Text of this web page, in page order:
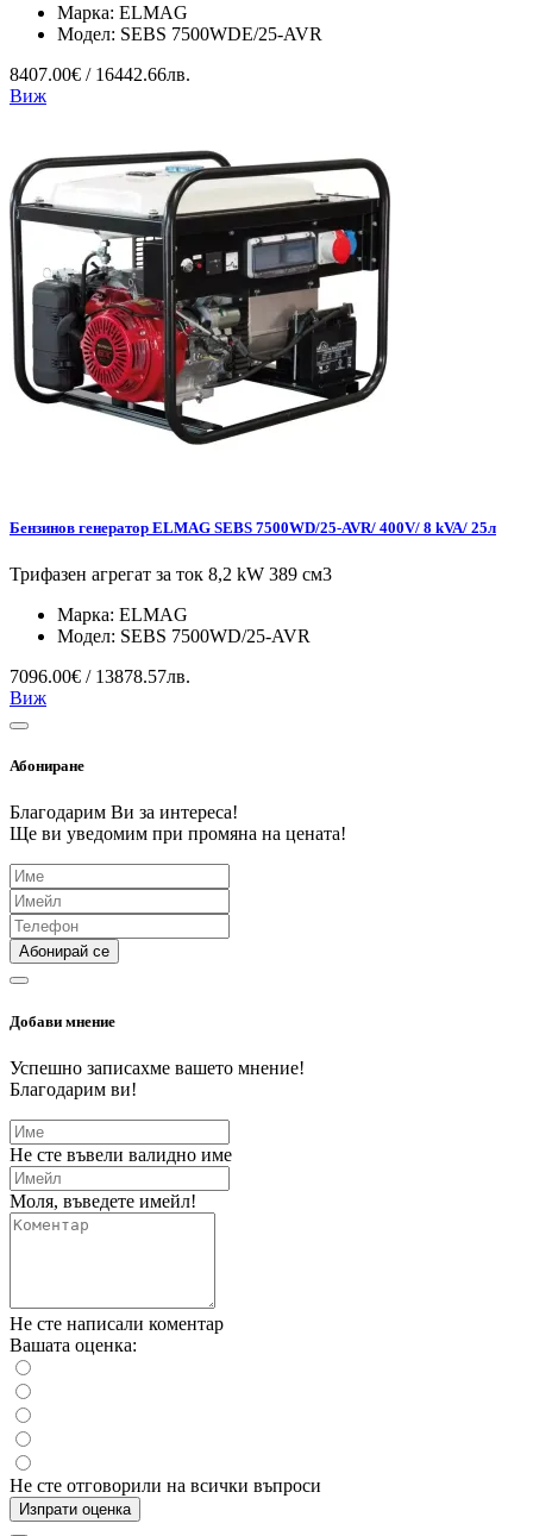
Марка: ELMAG
Модел: SEBS 7500WDE/25-AVR
8407.00€ / 16442.66лв.
Виж
Бензинов генератор ELMAG SEBS 7500WD/25-AVR/ 400V/ 8 kVA/ 25л
Трифазен агрегат за ток 8,2 kW 389 см3
Марка: ELMAG
Модел: SEBS 7500WD/25-AVR
7096.00€ / 13878.57лв.
Виж
Абониране
Благодарим Ви за интереса!
Ще ви уведомим при промяна на цената!
Абонирай се
Добави мнение
Успешно записахме вашето мнение!
Благодарим ви!
Не сте въвели валидно име
Моля, въведете имейл!
Не сте написали коментар
Вашата оценка:
Не сте отговорили на всички въпроси
Изпрати оценка